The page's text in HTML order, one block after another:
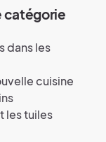
catégorie
dans les
cuisine
les tuiles